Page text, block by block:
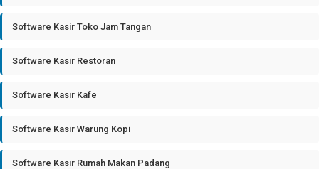
Software Kasir Toko Jam Tangan
Software Kasir Restoran
Software Kasir Kafe
Software Kasir Warung Kopi
Software Kasir Rumah Makan Padang